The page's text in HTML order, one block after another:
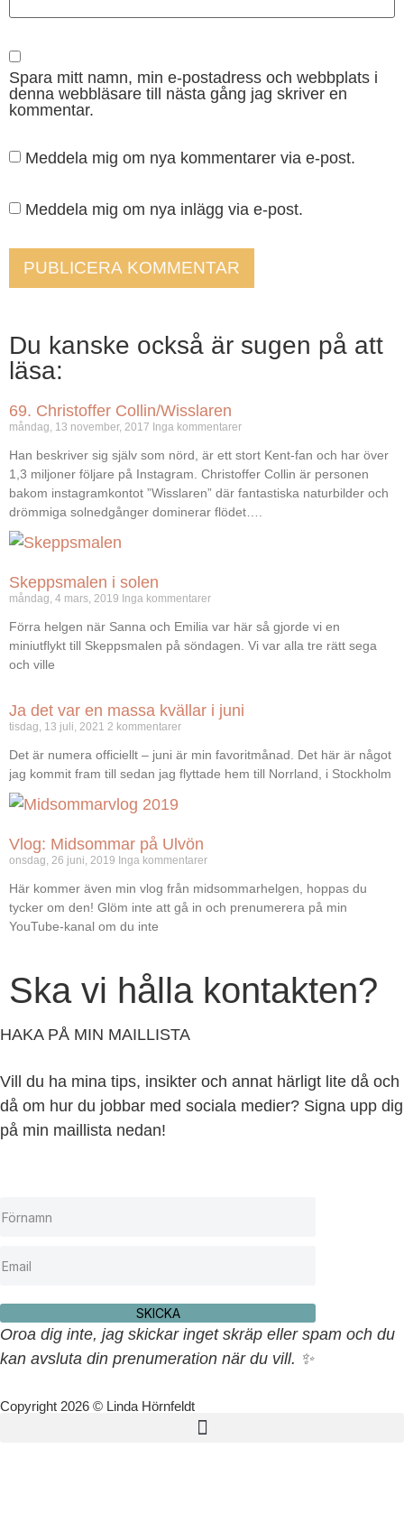
Spara mitt namn, min e-postadress och webbplats i
denna webbläsare till nästa gång jag skriver en
kommentar.
Meddela mig om nya kommentarer via e-post.
Meddela mig om nya inlägg via e-post.
Du kanske också är sugen på att
läsa:
69. Christoffer Collin/Wisslaren
måndag, 13 november, 2017 Inga kommentarer
Han beskriver sig själv som nörd, är ett stort Kent-fan och har över
1,3 miljoner följare på Instagram. Christoffer Collin är personen
bakom instagramkontot ”Wisslaren” där fantastiska naturbilder och
drömmiga solnedgånger dominerar flödet….
Skeppsmalen i solen
måndag, 4 mars, 2019 Inga kommentarer
Förra helgen när Sanna och Emilia var här så gjorde vi en
miniutflykt till Skeppsmalen på söndagen. Vi var alla tre rätt sega
och ville
Ja det var en massa kvällar i juni
tisdag, 13 juli, 2021 2 kommentarer
Det är numera officiellt – juni är min favoritmånad. Det här är något
jag kommit fram till sedan jag flyttade hem till Norrland, i Stockholm
Vlog: Midsommar på Ulvön
onsdag, 26 juni, 2019 Inga kommentarer
Här kommer även min vlog från midsommarhelgen, hoppas du
tycker om den! Glöm inte att gå in och prenumerera på min
YouTube-kanal om du inte
Ska vi hålla kontakten?
HAKA PÅ MIN MAILLISTA
Vill du ha mina tips, insikter och annat härligt lite då och
då om hur du jobbar med sociala medier? Signa upp dig
på min maillista nedan!
SKICKA
Oroa dig inte, jag skickar inget skräp eller spam och du
kan avsluta din prenumeration när du vill. ✨
Copyright 2026 © Linda Hörnfeldt